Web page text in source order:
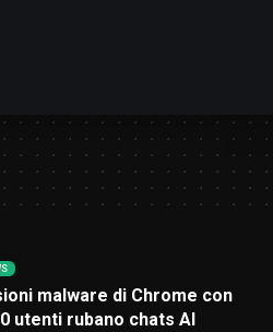
malware di Chrome con
utenti rubano chats AI